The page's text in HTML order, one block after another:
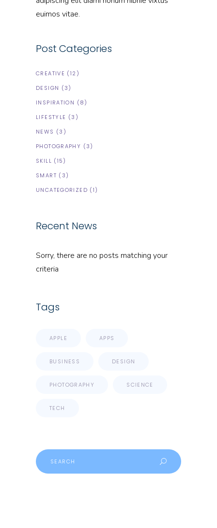
euimos vitae.
Post Categories
CREATIVE (12)
DESIGN (3)
INSPIRATION (8)
LIFESTYLE (3)
NEWS (3)
PHOTOGRAPHY (3)
SKILL (15)
SMART (3)
UNCATEGORIZED (1)
Recent News
Sorry, there are no posts matching your
criteria
Tags
APPLE APPS
BUSINESS DESIGN
PHOTOGRAPHY SCIENCE
TECH
Search